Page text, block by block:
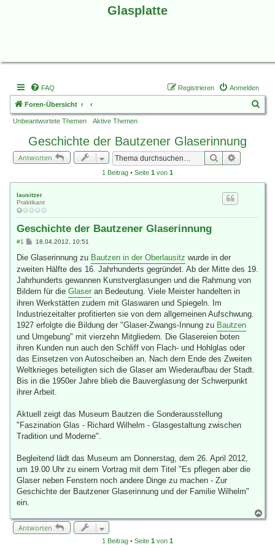
Glasplatte
FAQ Anmelden
Registrieren
Foren-Übersicht
Unbeantwortete Themen Aktive Themen
Geschichte der Bautzener Glaserinnung
Antworten Suche
1 Beitrag • Seite 1 von 1
lausitzer
Praktikant
Geschichte der Bautzener Glaserinnung
#1
B
i
r
a
g
18.04.2012, 10:51
Die Glaserinnung zu Bautzen in der Oberlausitz wurde in der
zweiten Hälfte des 16. Jahrhunderts gegründet. Ab der Mitte des 19.
Jahrhunderts gewannen Kunstverglasungen und die Rahmung von
Bildern für die Glaser an Bedeutung. Viele Meister handelten in
ihren Werkstätten zudem mit Glaswaren und Spiegeln. Im
Industriezeitalter profitierten sie von dem allgemeinen Aufschwung.
1927 erfolgte die Bildung der "Glaser-Zwangs-Innung zu Bautzen
und Umgebung" mit vierzehn Mitgliedern. Die Glasereien boten
ihren Kunden nun auch den Schliff von Flach- und Hohlglas oder
das Einsetzen von Autoscheiben an. Nach dem Ende des Zweiten
Weltkrieges beteiligten sich die Glaser am Wiederaufbau der Stadt.
Bis in die 1950er Jahre blieb die Bauverglasung der Schwerpunkt
ihrer Arbeit.
Aktuell zeigt das Museum Bautzen die Sonderausstellung
"Faszination Glas - Richard Wilhelm - Glasgestaltung zwischen
Tradition und Moderne".
Begleitend lädt das Museum am Donnerstag, dem 26. April 2012,
um 19.00 Uhr zu einem Vortrag mit dem Titel "Es pflegen aber die
Glaser neben Fenstern noch andere Dinge zu machen - Zur
Geschichte der Bautzener Glaserinnung und der Familie Wilhelm"
ein.
a
Antworten
1 Beitrag • Seite 1 von 1